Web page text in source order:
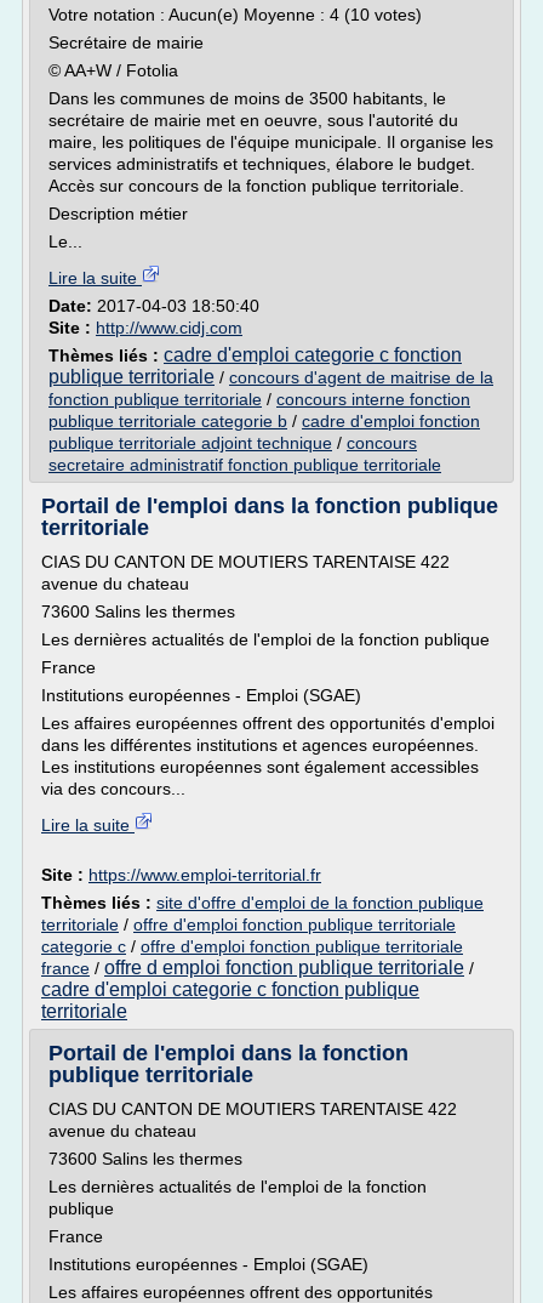
Votre notation : Aucun(e) Moyenne : 4 (10 votes)
Secrétaire de mairie
© AA+W / Fotolia
Dans les communes de moins de 3500 habitants, le
secrétaire de mairie met en oeuvre, sous l'autorité du
maire, les politiques de l'équipe municipale. Il organise les
services administratifs et techniques, élabore le budget.
Accès sur concours de la fonction publique territoriale.
Description métier
Le...
Lire la suite
Date: 2017-04-03 18:50:40
Site : http://www.cidj.com
Thèmes liés : cadre d'emploi categorie c fonction
publique territoriale / concours d'agent de maitrise de la
fonction publique territoriale / concours interne fonction
publique territoriale categorie b / cadre d'emploi fonction
publique territoriale adjoint technique / concours
secretaire administratif fonction publique territoriale
Portail de l'emploi dans la fonction publique
territoriale
CIAS DU CANTON DE MOUTIERS TARENTAISE 422
avenue du chateau
73600 Salins les thermes
Les dernières actualités de l'emploi de la fonction publique
France
Institutions européennes - Emploi (SGAE)
Les affaires européennes offrent des opportunités d'emploi
dans les différentes institutions et agences européennes.
Les institutions européennes sont également accessibles
via des concours...
Lire la suite
Site : https://www.emploi-territorial.fr
Thèmes liés : site d'offre d'emploi de la fonction publique
territoriale / offre d'emploi fonction publique territoriale
categorie c / offre d'emploi fonction publique territoriale
france / offre d emploi fonction publique territoriale /
cadre d'emploi categorie c fonction publique
territoriale
Portail de l'emploi dans la fonction
publique territoriale
CIAS DU CANTON DE MOUTIERS TARENTAISE 422
avenue du chateau
73600 Salins les thermes
Les dernières actualités de l'emploi de la fonction
publique
France
Institutions européennes - Emploi (SGAE)
Les affaires européennes offrent des opportunités